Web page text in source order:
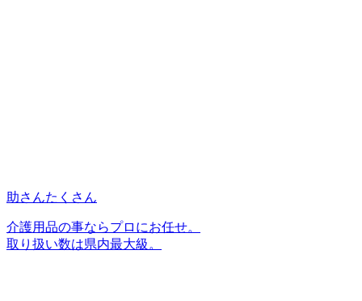
助さんたくさん
介護用品の事ならプロにお任せ。
取り扱い数は県内最大級。